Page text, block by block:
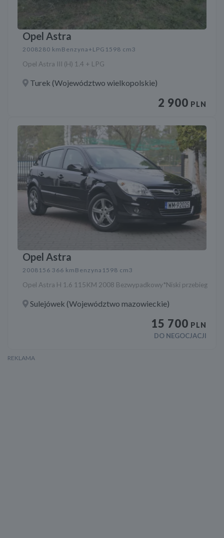
Opel Astra
2008280 km Benzyna+LPG 1598 cm3
Opel Astra III (H) 1.4 + LPG
Turek (Województwo wielkopolskie)
2 900 PLN
Opel Astra
2008 156 366 km Benzyna 1598 cm3
Opel Astra H 1.6 115KM 2008 Bezwypadkowy*Niski przebieg
Sulejówek (Województwo mazowieckie)
15 700 PLN
DO NEGOCJACJI